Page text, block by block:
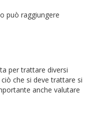
può raggiungere
per trattare diversi
che si deve trattare si
anche valutare